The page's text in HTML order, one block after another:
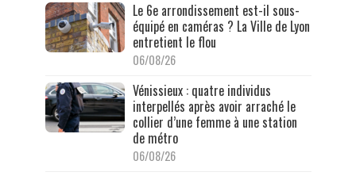
Le 6e arrondissement est-il sous-
équipé en caméras ? La Ville de Lyon
entretient le flou
06/08/26
Vénissieux : quatre individus
interpellés après avoir arraché le
collier d’une femme à une station
de métro
06/08/26